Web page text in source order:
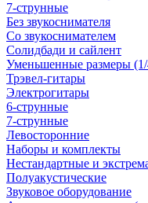
7-струнные
Без звукоснимателя
Со звукоснимателем
Солидбади и сайлент
Уменьшенные размеры
Трэвел-гитары
Электрогитары
6-струнные
7-струнные
Левосторонние
Наборы и комплекты
Нестандартные и
Полуакустические
Звуковое оборудование